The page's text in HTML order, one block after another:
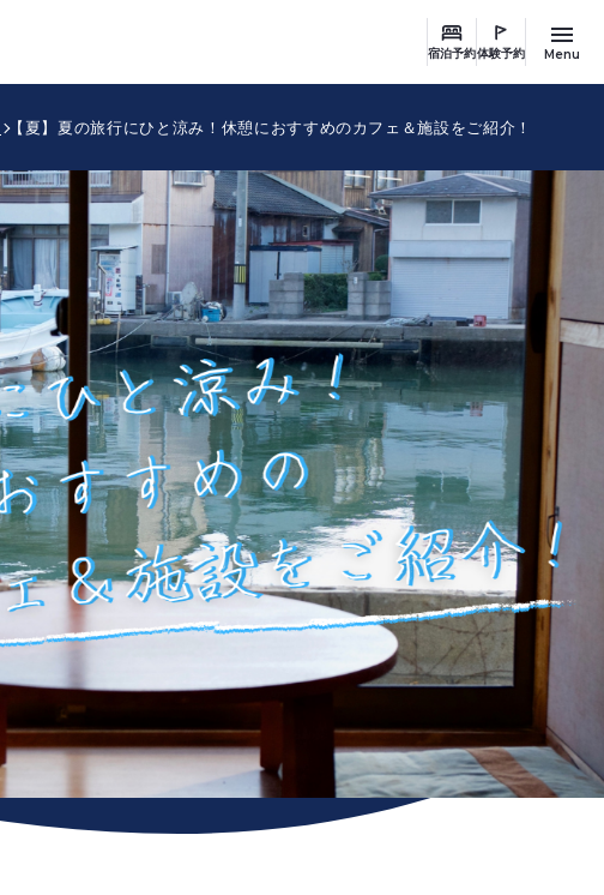
宿泊予約体験予約 Menu
【夏】夏の旅行にひと涼み！休憩におすすめのカフェ＆施設をご紹介！